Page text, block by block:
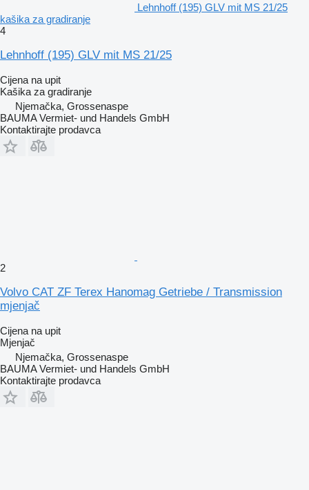
Lehnhoff (195) GLV mit MS 21/25
kašika za gradiranje
4
Lehnhoff (195) GLV mit MS 21/25
Cijena na upit
Kašika za gradiranje
Njemačka, Grossenaspe
BAUMA Vermiet- und Handels GmbH
Kontaktirajte prodavca
2
Volvo CAT ZF Terex Hanomag Getriebe / Transmission
mjenjač
Cijena na upit
Mjenjač
Njemačka, Grossenaspe
BAUMA Vermiet- und Handels GmbH
Kontaktirajte prodavca